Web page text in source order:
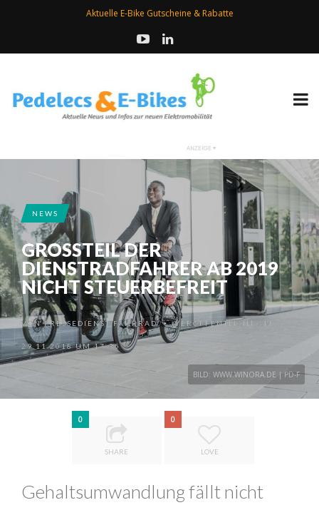
Aktuelle E-Bike Gutscheine & Rabatte
BILD: WWW.WINORA.DE | PD-F
NEWS
GROSSTEIL DER
DIENSTRADFAHRER AB 2019
NICHT STEUERBEFREIT
VONPRESSEDIENST FAHRRAD •VERÖFFENTLICHT AM
29.11.2018 UM 17:35
0
SHARE
0
LOVE
Gehaltsumwandlung fällt nicht